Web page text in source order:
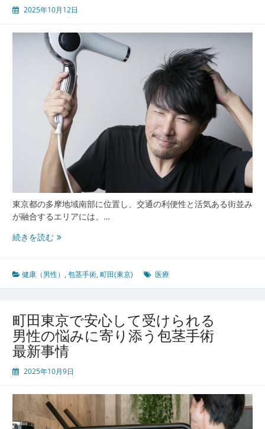
町
東
京
で
包
茎
手
術
と
美
容
医
療
に
安
心
で
き
由
2025年10月12日
東京都の多摩地域南部に位置し、交通の利便性と活気ある街並み
が融合するエリアには、…
続きを読む町
京
の
が
進
化
す
る
由
男
性
健康（男性） ,包茎手術,町田(東京) 医療
町田東京で安心して受けられる
男性の悩みに寄り添う包茎手術
最新事情
2025年10月9日